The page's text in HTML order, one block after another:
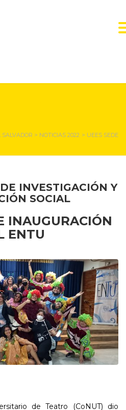
> NOTICIAS 2022 > UEES SEDE
INVESTIGACIÓN Y
SOCIAL
INAUGURACIÓN
ENTU
de Teatro (CoNUT) dio